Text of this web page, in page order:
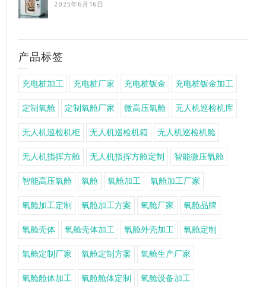
2025年6月16日
产品标签
充电桩加工 充电桩厂家 充电桩钣金 充电桩钣金加工
定制氧舱 定制氧舱厂家 微高压氧舱 无人机巡检机库
无人机巡检机柜 无人机巡检机箱 无人机巡检机舱
无人机指挥方舱 无人机指挥方舱定制 智能微压氧舱
智能高压氧舱 氧舱 氧舱加工 氧舱加工厂家
氧舱加工定制 氧舱加工方案 氧舱厂家 氧舱品牌
氧舱壳体 氧舱壳体加工 氧舱外壳加工 氧舱定制
氧舱定制厂家 氧舱定制方案 氧舱生产厂家
氧舱舱体加工 氧舱舱体定制 氧舱设备加工